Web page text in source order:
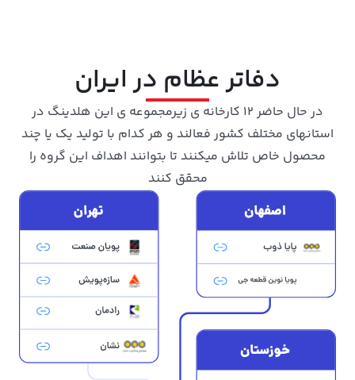
دفاتر عظام در ایران
در حال حاضر 12 کارخانه ی زیرمجموعه ی این هلدینگ در
استانهای مختلف کشور فعالند و هر کدام با تولید یک یا چند
محصول خاص تلاش میکنند تا بتوانند اهداف این گروه را
محقق کنند